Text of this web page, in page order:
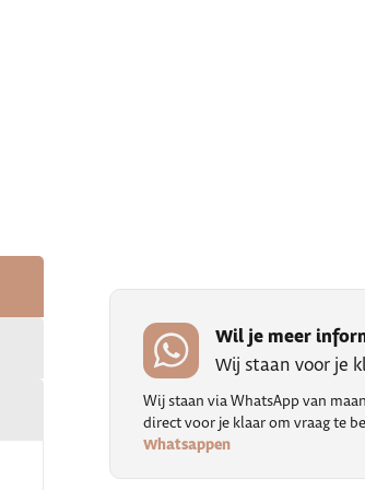
Wil je meer
Wij staan voor je
Wij staan via WhatsApp van
direct voor je klaar om vraag te
Whatsappen